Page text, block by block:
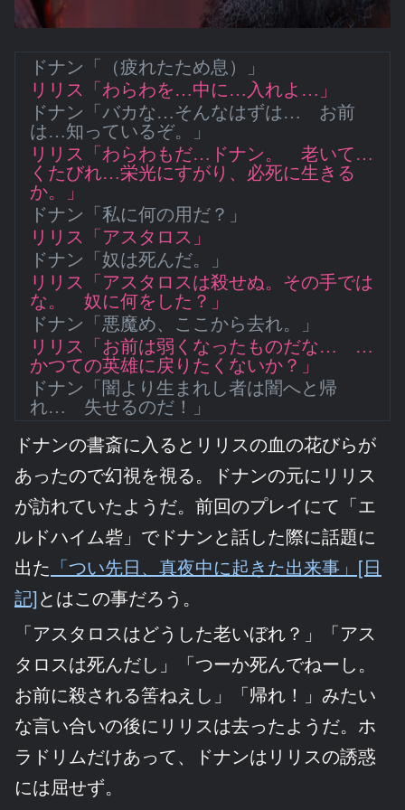
ドナン「（疲れたため息）」
リリス「わらわを…中に…入れよ…」
ドナン「バカな…そんなはずは… お前
は…知っているぞ。」
リリス「わらわもだ…ドナン。 老いて…
くたびれ…栄光にすがり、必死に生きる
か。」
ドナン「私に何の用だ？」
リリス「アスタロス」
ドナン「奴は死んだ。」
リリス「アスタロスは殺せぬ。その手では
な。 奴に何をした？」
ドナン「悪魔め、ここから去れ。」
リリス「お前は弱くなったものだな… …
かつての英雄に戻りたくないか？」
ドナン「闇より生まれし者は闇へと帰
れ… 失せるのだ！」
ドナンの書斎に入るとリリスの血の花びらが
あったので幻視を視る。ドナンの元にリリス
が訪れていたようだ。前回のプレイにて「エ
ルドハイム砦」でドナンと話した際に話題に
出た 「つい先日、真夜中に起きた出来事」[日
記]とはこの事だろう。
「アスタロスはどうした老いぼれ？」「アス
タロスは死んだし」「つーか死んでねーし。
お前に殺される筈ねえし」「帰れ！」みたい
な言い合いの後にリリスは去ったようだ。ホ
ラドリムだけあって、ドナンはリリスの誘惑
には屈せず。